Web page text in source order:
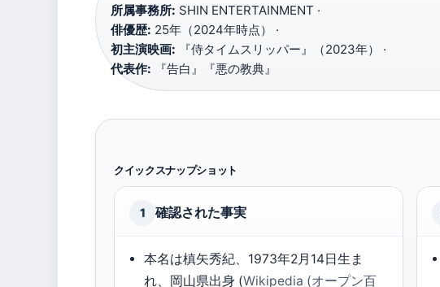
所属事務所: SHIN ENTERTAINMENT ·
俳優歴: 25年（2024年時点） ·
初主演映画: 『侍タイムスリッパー』（2023年） ·
代表作: 『告白』『悪の教典』
クイックスナップショット
1 確認された事実
本名は槙矢秀紀、1973年2月14日生ま
れ、岡山県出身 (Wikipedia (オープン百